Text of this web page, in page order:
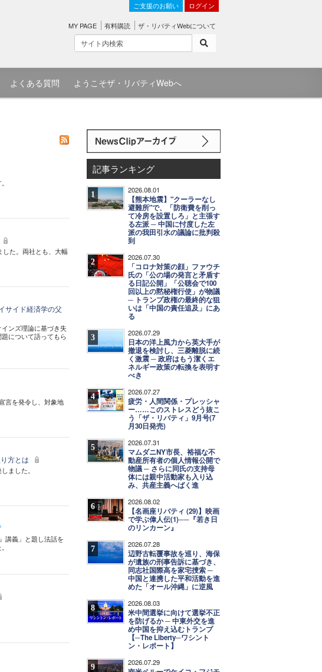
ご支援のお願い ログイン
MY PAGE 有料購読 ザ・リバティWebについて
よくある質問 ようこそザ・リバティWebへ
した。両社とも、大幅
サイド経済学の父
ンズ理論に基づき失
について語ってもら
言を発令し、対象地
方とは
ました。
講義」と題し法話を
記事ランキング
1 2026.08.01
【熊本地震】"クーラーなし
避難所"で、「防衛費を削っ
て冷房を設置しろ」と主張す
る左派 ─ 中国に忖度した左
派の我田引水の議論に批判殺
到
2 2026.07.30
「コロナ対策の顔」ファウチ
氏の「公の場の発言と矛盾す
る日記公開」「公聴会で100
回以上の黙秘権行使」が物議
─ トランプ政権の最終的な狙
いは「中国の責任追及」にあ
る
3 2026.07.29
日本の洋上風力から英大手が
撤退を検討し、三菱離脱に続
く激震 ─ 政府はもう潔くエ
ネルギー政策の転換を表明す
べき
4 2026.07.27
疲労・人間関係・プレッシャ
ー……このストレスどう抜こ
う「ザ・リバティ」9月号(7
月30日発売)
5 2026.07.31
マムダニNY市長、裕福な不
動産所有者の個人情報公開で
物議 ─ さらに同氏の支持母
体には親中活動家も入り込
み、共産主義へばく進
6 2026.08.02
【名画座リバティ (29)】映画
で学ぶ偉人伝(1)──『若き日
のリンカーン』
7 2026.07.28
辺野古転覆事故を巡り、海保
が遺族の刑事告訴に基づき、
同志社国際高を家宅捜索 ─
中国と連携した平和活動を進
めた「オール沖縄」に逆風
8 2026.08.03
米中間選挙に向けて選挙不正
を防げるか ─ 中東外交を進
め中国を抑え込むトランプ
【─The Liberty─ワシント
ン・レポート】
9 2026.07.29